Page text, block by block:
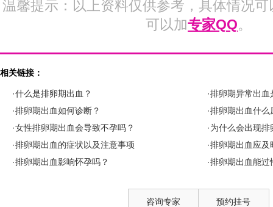
温馨提示：以上资料仅供参考，具体情况可
可以加专家QQ。
相关链接：
·什么是排卵期出血？
·排卵期异常出
·排卵期出血如何诊断？
·排卵期出血什
·女性排卵期出血会导致不孕吗？
·为什么会出现
·排卵期出血的症状以及注意事项
·排卵期出血应
·排卵期出血影响怀孕吗？
·排卵期出血能
咨询专家 预约挂号